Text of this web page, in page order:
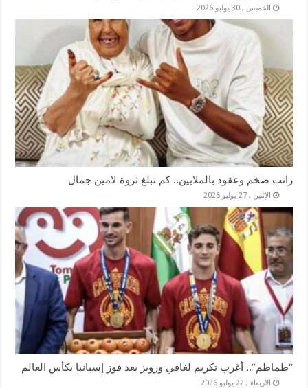
الخميس , 30 يوليو 2026
راتب ضخم وعقود بالملايين.. كم تبلغ ثروة لامين جمال
الإثنين , 27 يوليو 2026
“طماطم”.. أغرب تكريم لغافي ورويز بعد فوز إسبانيا بكأس العالم
الأربعاء , 22 يوليو 2026